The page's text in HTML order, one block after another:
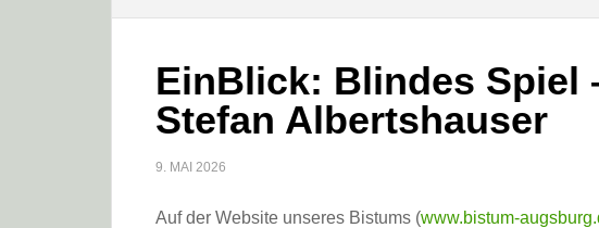
EinBlick: Blindes Spiel
Stefan Albertshauser
9. MAI 2026
Auf der Website unseres Bistums (www.bistum-